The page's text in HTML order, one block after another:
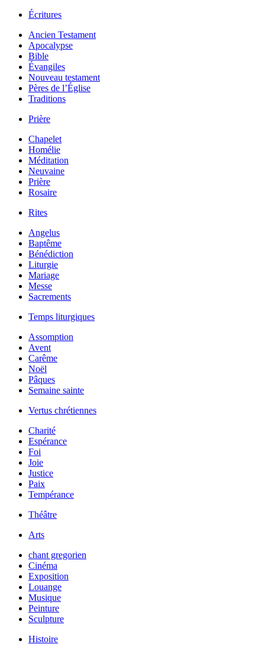
Écritures
Ancien Testament
Apocalypse
Bible
Évangiles
Nouveau testament
Pères de l’Église
Traditions
Prière
Chapelet
Homélie
Méditation
Neuvaine
Prière
Rosaire
Rites
Angelus
Baptême
Bénédiction
Liturgie
Mariage
Messe
Sacrements
Temps liturgiques
Assomption
Avent
Carême
Noël
Pâques
Semaine sainte
Vertus chrétiennes
Charité
Espérance
Foi
Joie
Justice
Paix
Tempérance
Théâtre
Arts
chant gregorien
Cinéma
Exposition
Louange
Musique
Peinture
Sculpture
Histoire